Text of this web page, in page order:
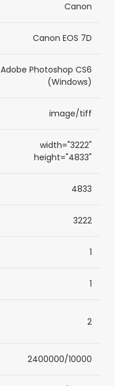
Canon
Canon EOS 7D
Adobe Photoshop CS6
(Windows)
image/tiff
width="3222"
height="4833"
4833
3222
1
1
2
2400000/10000